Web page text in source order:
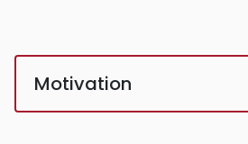
Motivation